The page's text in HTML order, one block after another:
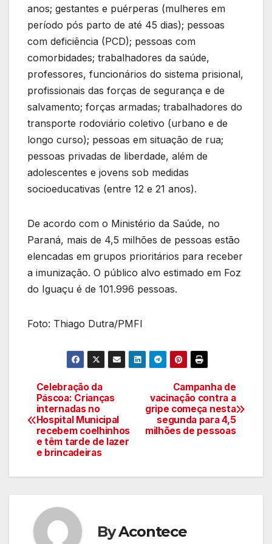
anos; gestantes e puérperas (mulheres em
período pós parto de até 45 dias); pessoas
com deficiência (PCD); pessoas com
comorbidades; trabalhadores da saúde,
professores, funcionários do sistema prisional,
profissionais das forças de segurança e de
salvamento; forças armadas; trabalhadores do
transporte rodoviário coletivo (urbano e de
longo curso); pessoas em situação de rua;
pessoas privadas de liberdade, além de
adolescentes e jovens sob medidas
socioeducativas (entre 12 e 21 anos).
De acordo com o Ministério da Saúde, no
Paraná, mais de 4,5 milhões de pessoas estão
elencadas em grupos prioritários para receber
a imunização. O público alvo estimado em Foz
do Iguaçu é de 101.996 pessoas.
Foto: Thiago Dutra/PMFI
Navegação
de
artigos
Campanha de
vacinação contra a
gripe começa nesta
segunda para 4,5
milhões de pessoas
Celebração da
Páscoa: Crianças
internadas no
Hospital Municipal
recebem coelhinhos
e têm tarde de lazer
e brincadeiras
ByAcontece